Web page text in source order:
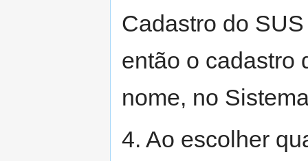
Cadastro do
então o cadastro
nome, no
4. Ao escolher